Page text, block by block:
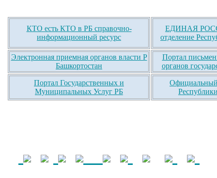
КТО есть КТО в РБ справочно-
информационный ресурс
ЕДИНАЯ
отделение
Электронная приемная органов власти Р
Башкортостан
Портал
органов
Портал Государственных и
Муниципальных Услуг РБ
Официальный